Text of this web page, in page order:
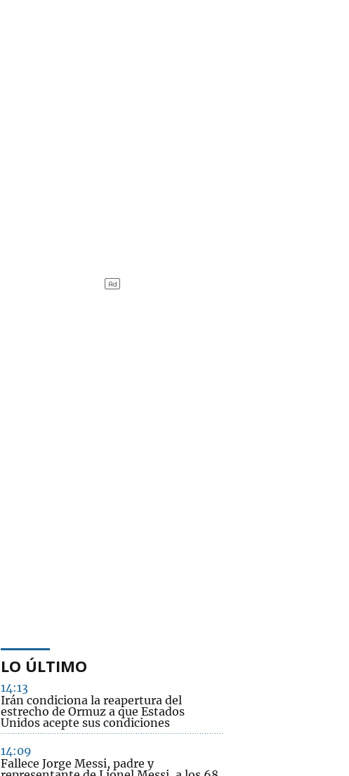
LO ÚLTIMO
14:13
Irán condiciona la reapertura del
estrecho de Ormuz a que Estados
Unidos acepte sus condiciones
14:09
Fallece Jorge Messi, padre y